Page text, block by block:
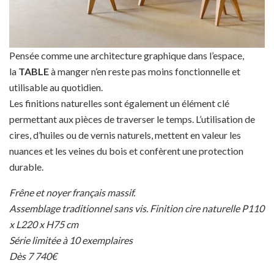
Pensée comme une architecture graphique dans l’espace,
la TABLEà manger n’en reste pas moins fonctionnelle et
utilisable au quotidien.
Les finitions naturelles sont également un élément clé
permettant aux pièces de traverser le temps. L’utilisation de
cires, d’huiles ou de vernis naturels, mettent en valeur les
nuances et les veines du bois et confèrent une protection
durable.
Frêne et noyer français massif.
Assemblage traditionnel sans vis. Finition cire naturelle P110
x L220 x H75 cm
Série limitée à 10 exemplaires
Dès 7 740€